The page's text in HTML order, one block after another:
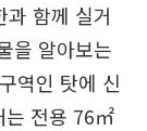
함께 실거
을 알아보는
역인 탓에 신
는 전용 76㎡